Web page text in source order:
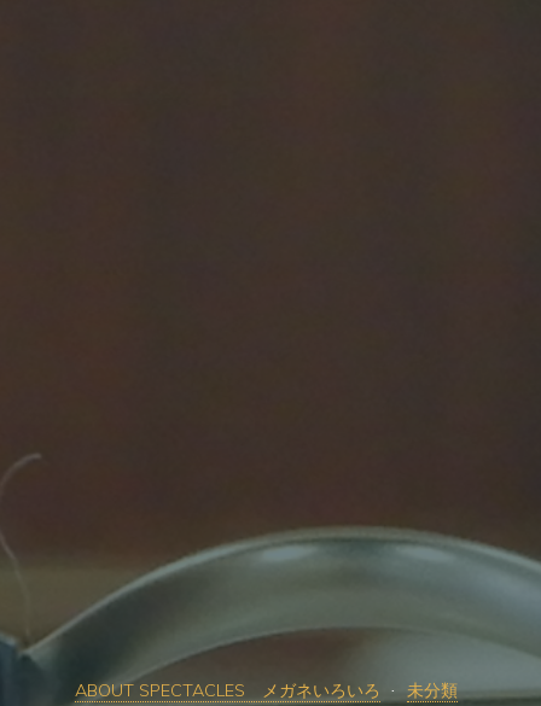
ABOUT SPECTACLES メガネいろいろ 未分類